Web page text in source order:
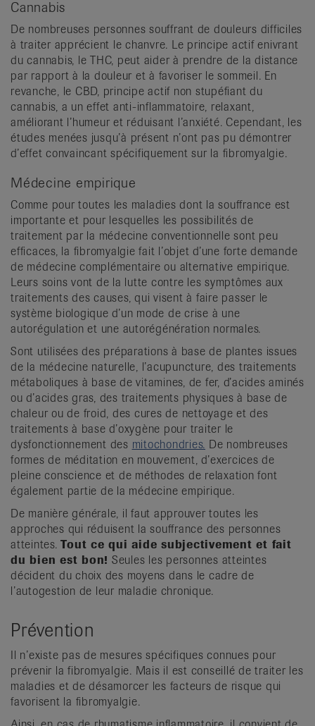
Cannabis
De nombreuses personnes souffrant de douleurs difficiles
à traiter apprécient le chanvre. Le principe actif enivrant
du cannabis, le THC, peut aider à prendre de la distance
par rapport à la douleur et à favoriser le sommeil. En
revanche, le CBD, principe actif non stupéfiant du
cannabis, a un effet anti-inflammatoire, relaxant,
améliorant l’humeur et réduisant l’anxiété. Cependant, les
études menées jusqu’à présent n’ont pas pu démontrer
d’effet convaincant spécifiquement sur la fibromyalgie.
Médecine empirique
Comme pour toutes les maladies dont la souffrance est
importante et pour lesquelles les possibilités de
traitement par la médecine conventionnelle sont peu
efficaces, la fibromyalgie fait l’objet d’une forte demande
de médecine complémentaire ou alternative empirique.
Leurs soins vont de la lutte contre les symptômes aux
traitements des causes, qui visent à faire passer le
système biologique d’un mode de crise à une
autorégulation et une autorégénération normales.
Sont utilisées des préparations à base de plantes issues
de la médecine naturelle, l’acupuncture, des traitements
métaboliques à base de vitamines, de fer, d’acides aminés
ou d’acides gras, des traitements physiques à base de
chaleur ou de froid, des cures de nettoyage et des
traitements à base d’oxygène pour traiter le
dysfonctionnement des mitochondries. De nombreuses
formes de méditation en mouvement, d’exercices de
pleine conscience et de méthodes de relaxation font
également partie de la médecine empirique.
De manière générale, il faut approuver toutes les
approches qui réduisent la souffrance des personnes
atteintes.Tout ce qui aide subjectivement et fait
du bien est bon! Seules les personnes atteintes
décident du choix des moyens dans le cadre de
l’autogestion de leur maladie chronique.
Prévention
Il n’existe pas de mesures spécifiques connues pour
prévenir la fibromyalgie. Mais il est conseillé de traiter les
maladies et de désamorcer les facteurs de risque qui
favorisent la fibromyalgie.